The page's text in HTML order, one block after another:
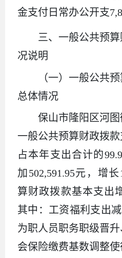
金支付日常办公开支
三、一般公共预
况说明
（一）一般公共
总体情况
保山市隆阳区河
一般公共预算财政拨款
占本年支出合计的
加502,591.95元，增
算财政拨款基本支出
其中：工资福利支出
为职人员职务职级晋
会保险缴费基数调整